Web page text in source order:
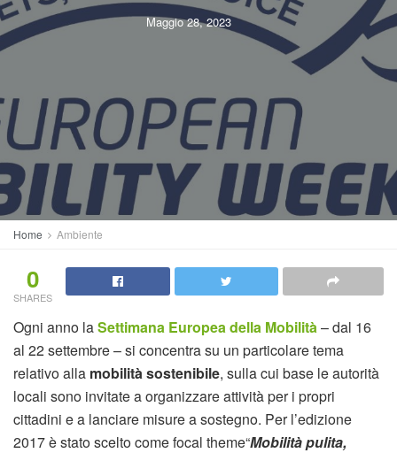
Maggio 28, 2023
Home Ambiente
0
SHARES
Ogni anno laSettimana Europea della Mobilità– dal 16
al 22 settembre – si concentra su un particolare tema
relativo alla mobilità sostenibile, sulla cui base le autorità
locali sono invitate a organizzare attività per i propri
cittadini e a lanciare misure a sostegno. Per l’edizione
2017 è stato scelto come focal theme“Mobilità pulita,